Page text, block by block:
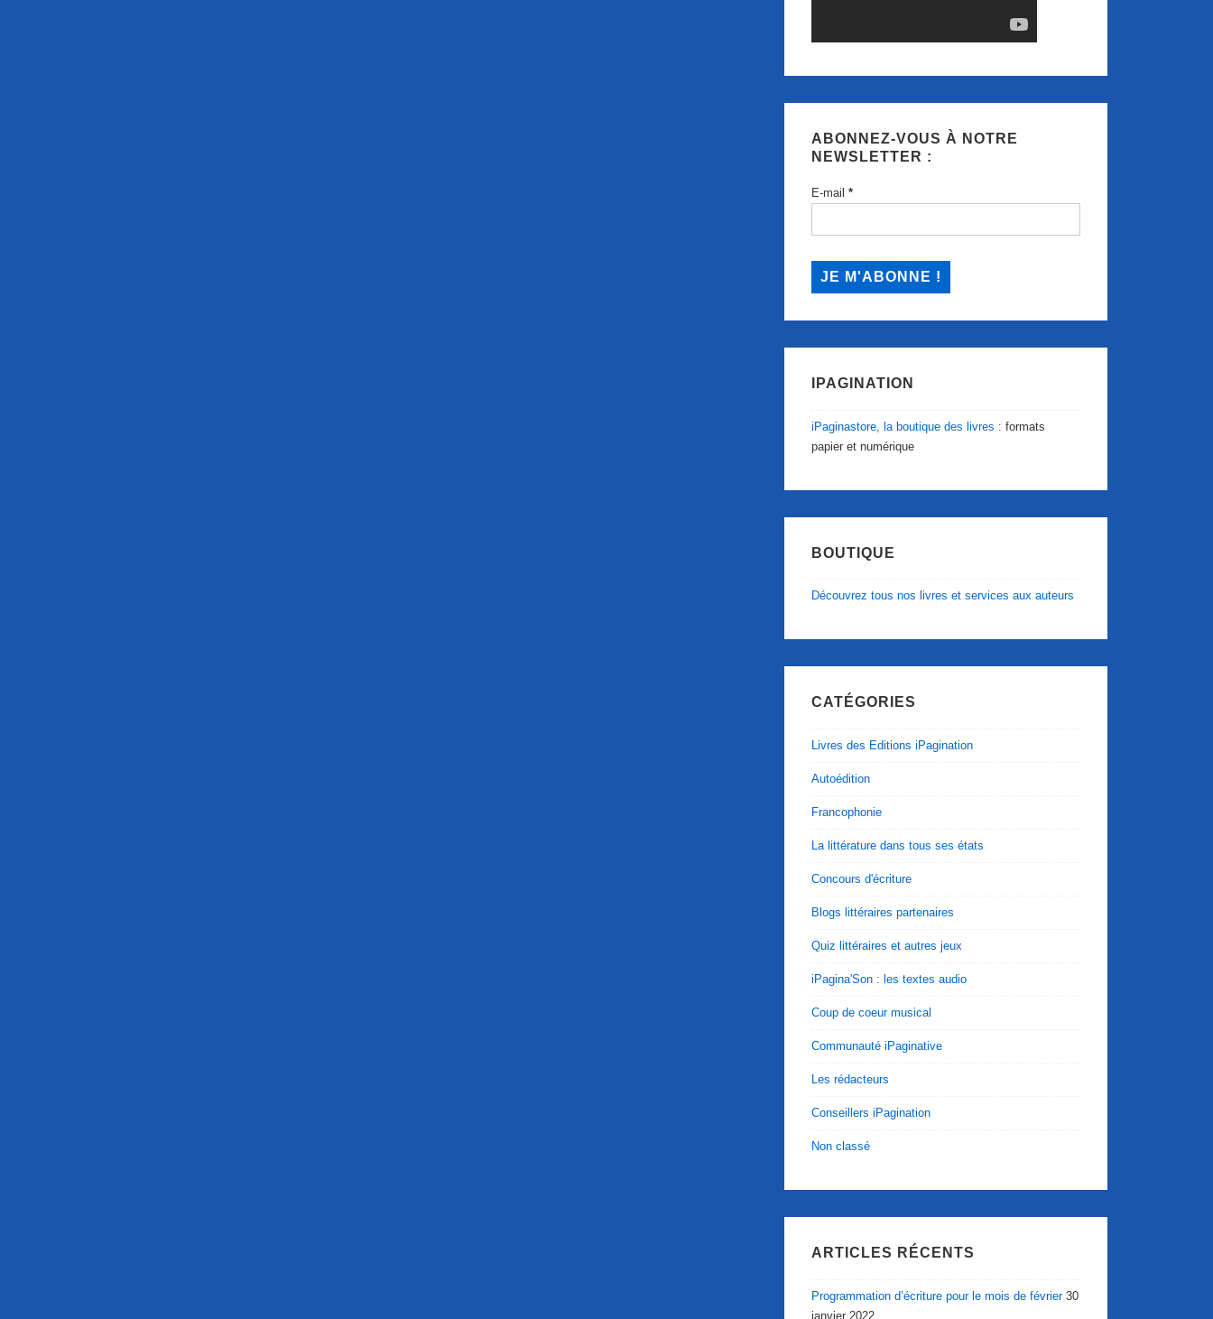
ABONNEZ-VOUS À NOTRE
NEWSLETTER :
E-mail*
IPAGINATION
iPaginastore, la boutique des livres : formats
papier et numérique
BOUTIQUE
Découvrez tous nos livres et services aux auteurs
CATÉGORIES
Livres des Editions iPagination
Autoédition
Francophonie
La littérature dans tous ses états
Concours d'écriture
Blogs littéraires partenaires
Quiz littéraires et autres jeux
iPagina'Son : les textes audio
Coup de coeur musical
Communauté iPaginative
Les rédacteurs
Conseillers iPagination
Non classé
ARTICLES RÉCENTS
Programmation d’écriture pour le mois de février 30
janvier 2022